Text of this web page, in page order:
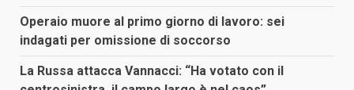
Operaio muore al primo giorno di lavoro: sei
indagati per omissione di soccorso
La Russa attacca Vannacci: “Ha votato con il